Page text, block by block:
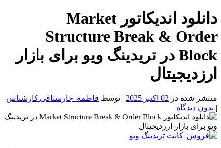
دانلود اندیکاتور Market
Structure Break & Order
Block در تریدینگ ویو برای بازار
ارزدیجیتال
منتشر شده در 02 اکتبر 2025 | توسط فاطمه اجارستاقی کارشناس
| بدون دیدگاه